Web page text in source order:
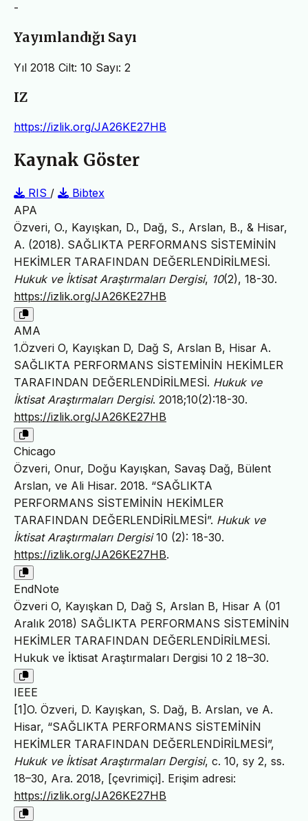
-
Yayımlandığı Sayı
Yıl 2018 Cilt: 10 Sayı: 2
IZ
https://izlik.org/JA26KE27HB
Kaynak Göster
RIS /
Bibtex
APA
Özveri, O., Kayışkan, D., Dağ, S., Arslan, B., & Hisar,
A. (2018). SAĞLIKTA PERFORMANS SİSTEMİNİN
HEKİMLER TARAFINDAN DEĞERLENDİRİLMESİ.
Hukuk ve İktisat Araştırmaları Dergisi, 10(2), 18-30.
https://izlik.org/JA26KE27HB
AMA
1.Özveri O, Kayışkan D, Dağ S, Arslan B, Hisar A.
SAĞLIKTA PERFORMANS SİSTEMİNİN HEKİMLER
TARAFINDAN DEĞERLENDİRİLMESİ. Hukuk ve
İktisat Araştırmaları Dergisi. 2018;10(2):18-30.
https://izlik.org/JA26KE27HB
Chicago
Özveri, Onur, Doğu Kayışkan, Savaş Dağ, Bülent
Arslan, ve Ali Hisar. 2018. “SAĞLIKTA
PERFORMANS SİSTEMİNİN HEKİMLER
TARAFINDAN DEĞERLENDİRİLMESİ”. Hukuk ve
İktisat Araştırmaları Dergisi10 (2): 18-30.
https://izlik.org/JA26KE27HB.
EndNote
Özveri O, Kayışkan D, Dağ S, Arslan B, Hisar A (01
Aralık 2018) SAĞLIKTA PERFORMANS SİSTEMİNİN
HEKİMLER TARAFINDAN DEĞERLENDİRİLMESİ.
Hukuk ve İktisat Araştırmaları Dergisi 10 2 18–30.
IEEE
[1]O. Özveri, D. Kayışkan, S. Dağ, B. Arslan, ve A.
Hisar, “SAĞLIKTA PERFORMANS SİSTEMİNİN
HEKİMLER TARAFINDAN DEĞERLENDİRİLMESİ”,
Hukuk ve İktisat Araştırmaları Dergisi, c. 10, sy 2, ss.
18–30, Ara. 2018, [çevrimiçi]. Erişim adresi:
https://izlik.org/JA26KE27HB